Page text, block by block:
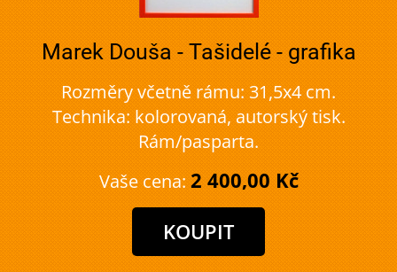
Marek Douša - Tašidelé - grafika
Rozměry včetně rámu: 31,5x4 cm.
Technika: kolorovaná, autorský tisk.
Rám/pasparta.
Vaše cena: 2 400,00 Kč